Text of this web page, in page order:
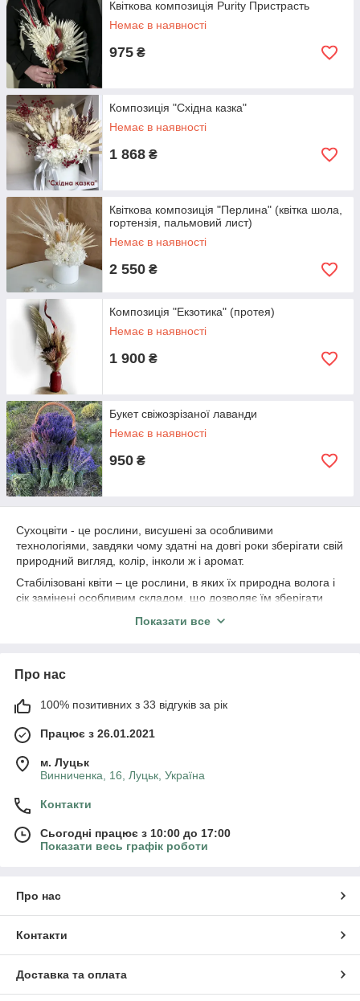
Квіткова композиція Purity Пристрасть
Немає в наявності
975 ₴
Композиція "Східна казка"
Немає в наявності
1 868 ₴
Квіткова композиція "Перлина" (квітка шола,
гортензія, пальмовий лист)
Немає в наявності
2 550 ₴
Композиція "Екзотика" (протея)
Немає в наявності
1 900 ₴
Букет свіжозрізаної лаванди
Немає в наявності
950 ₴
Сухоцвіти - це рослини, висушені за особливими
технологіями, завдяки чому здатні на довгі роки зберігати свій
природний вигляд, колір, інколи ж і аромат.
Стабілізовані квіти – це рослини, в яких їх природна волога і
сік замінені особливим складом, що дозволяє їм зберігати
який урочистий випадок. Тому, сміливо обирайте свій витвір
сухоцвітів має багато позитивних якостей:
букет.
2. Не потребує догляду.
3. Створює гарний настрій.
5. Може зберігатись до 5-ти років!
Будьте оригінальні у виборі подарунку!
Показати все
Про нас
100% позитивних з 33 відгуків за рік
Працює з 26.01.2021
м. Луцьк
Винниченка, 16, Луцьк, Україна
Контакти
Сьогодні працює з 10:00 до 17:00
Показати весь графік роботи
Про нас
Контакти
Доставка та оплата